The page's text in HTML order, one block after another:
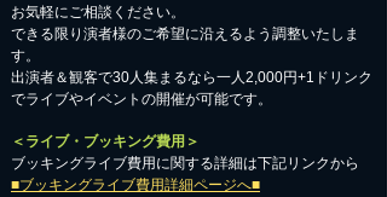
お気軽にご相談ください。​
​できる限り演者様のご希望に沿えるよう調整いたしま
す。
出演者＆観客で30人集まるなら一人2,000円+1ドリンク
でライブやイベントの開催が可能です。
＜ライブ・ブッキング費用＞
ブッキングライブ費用に関する詳細は下記リンクから
■ブッキングライブ費用詳細ページへ■